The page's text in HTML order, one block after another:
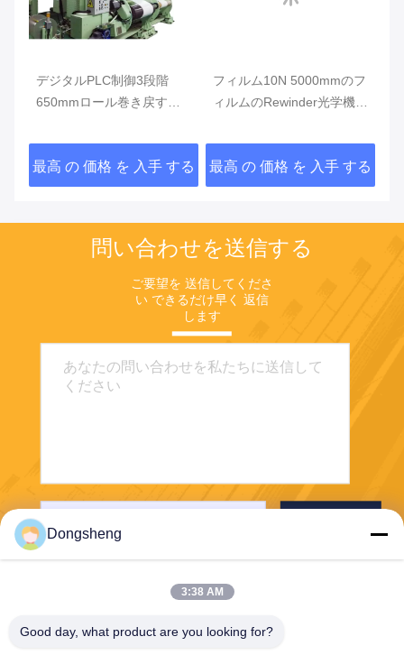
デジタルPLC制御3段階
650mmロール巻き戻す機
械
最高 の 価格 を 入手 する
フィルム10N 5000mmのフ
ィルムのRewinder光学機
最高 の 価格 を 入手 する
問い合わせを送信する
ご要望を 送信してくださ
い できるだけ早く 返信
します
Dongsheng
3:38 AM
Good day, what product are you looking for?